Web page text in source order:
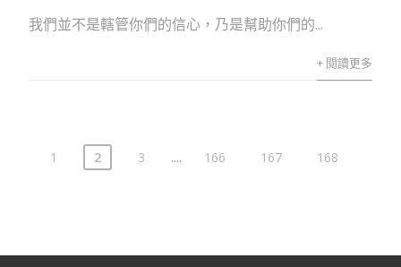
我們並不是轄管你們的信心，乃是幫助你們的...
+ 閱讀更多
1 2 3 .... 166 167 168